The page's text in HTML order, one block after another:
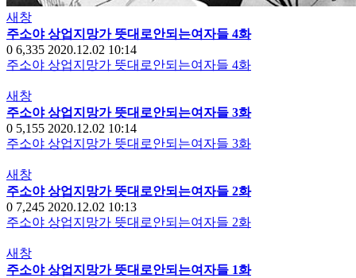
새창
주소야 상업지망가 뜻대로안되는여자들 4화
0 6,335 2020.12.02 10:14
주소야 상업지망가 뜻대로안되는여자들 4화
새창
주소야 상업지망가 뜻대로안되는여자들 3화
0 5,155 2020.12.02 10:14
주소야 상업지망가 뜻대로안되는여자들 3화
새창
주소야 상업지망가 뜻대로안되는여자들 2화
0 7,245 2020.12.02 10:13
주소야 상업지망가 뜻대로안되는여자들 2화
새창
주소야 상업지망가 뜻대로안되는여자들 1화